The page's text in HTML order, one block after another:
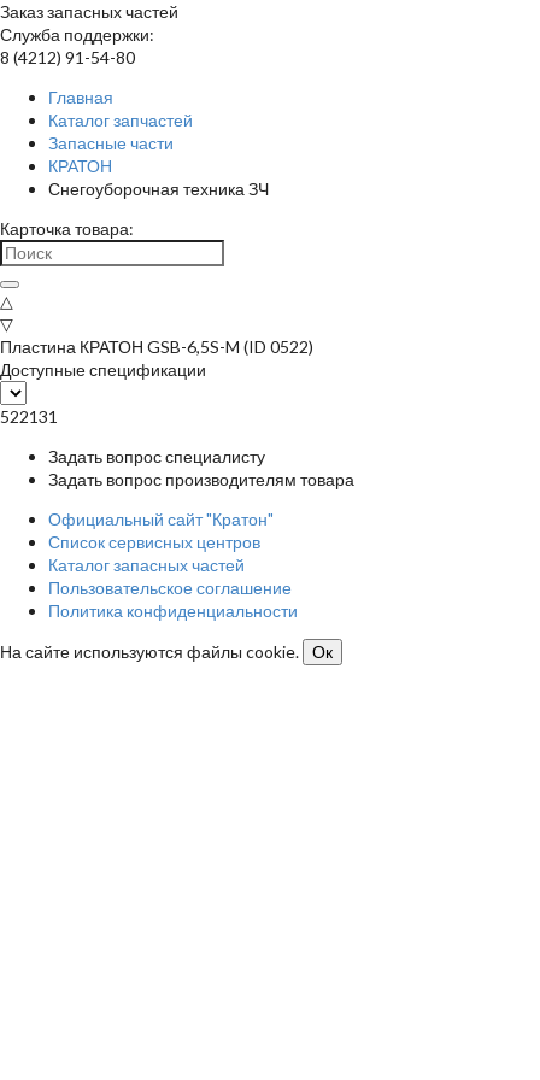
Заказ запасных частей
Служба поддержки:
8 (4212) 91-54-80
Главная
Каталог запчастей
Запасные части
КРАТОН
Снегоуборочная техника ЗЧ
Карточка товара:
△
▽
Пластина КРАТОН GSB-6,5S-M (ID 0522)
Доступные спецификации
522131
Задать вопрос специалисту
Задать вопрос производителям товара
Официальный сайт "Кратон"
Список сервисных центров
Каталог запасных частей
Пользовательское соглашение
Политика конфиденциальности
На сайте используются файлы cookie.
Ок